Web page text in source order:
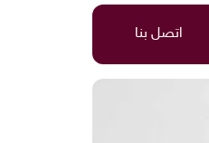
اتصل بنا